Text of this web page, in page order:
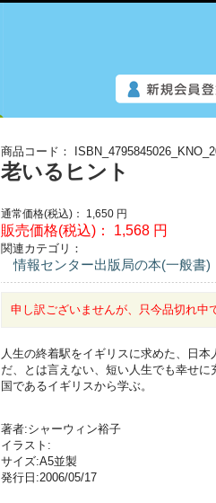
商品コード：
老いるヒント
通常価格(税込)： 1,650 円
販売価格(税込)： 1,568 円
関連カテゴリ：
情報センター出版局の本(一般書)
申し訳ございませんが、只今品切れ中
人生の終着駅をイギリスに求めた、日
だ、とは言えない、短い人生でも幸せ
国であるイギリスから学ぶ。
著者:シャーウィン裕子
イラスト:
サイズ:A5並製
発行日:2006/05/17